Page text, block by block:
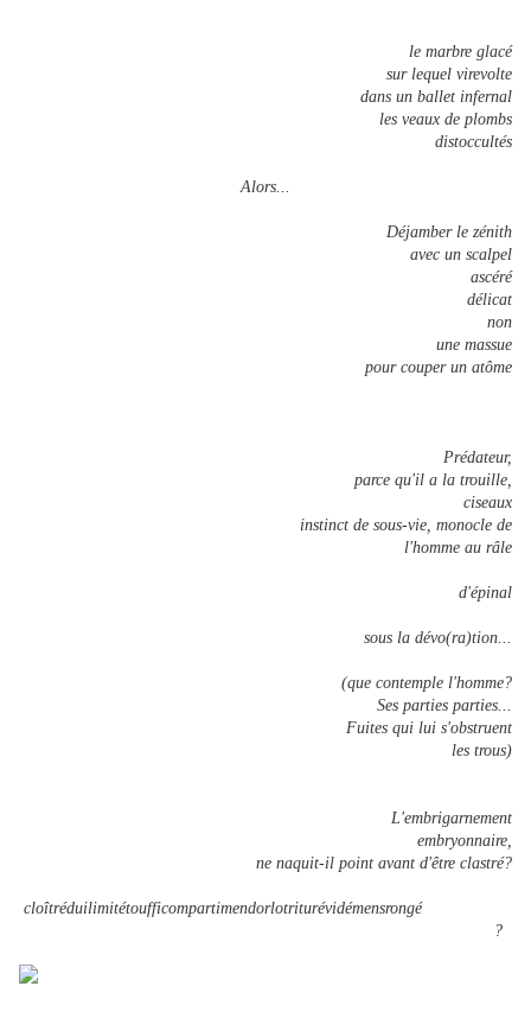
le marbre glacé
sur lequel virevolte
dans un ballet infernal
les veaux de plombs
distoccultés
Alors...
Déjamber le zénith
avec un scalpel
ascéré
délicat
non
une massue
pour couper un atôme
Prédateur,
parce qu'il a la trouille,
ciseaux
instinct de sous-vie, monocle de
l'homme au râle
d'épinal
sous la dévo(ra)tion...
(que contemple l'homme?
Ses parties parties...
Fuites qui lui s'obstruent
les trous)
L'embrigarnement
embryonnaire,
ne naquit-il point avant d'être clastré?
cloîtréduilimitétoufficompartimendorlotriturévidémensrongé
?